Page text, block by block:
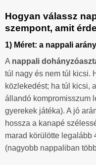
Hogyan válassz
szempont, amit
1) Méret: a nappali
A nappali
túl nagy és nem túl kicsi.
közlekedést; ha túl kicsi,
állandó kompromisszum
gyerekek játéka). A jó
hossza a kanapé
marad körülötte legalább
(nagyobb nappaliban